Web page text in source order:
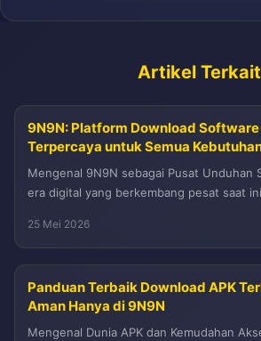
Artikel Terkait
9N9N: Platform Download Software
Terpercaya untuk Semua
Mengenal 9N9N sebagai Pusat Unduhan
era digital yang berkembang pesat saat
25 Mei 2026
Panduan Terbaik Download APK
Aman Hanya di 9N9N
Mengenal Dunia APK dan Kemudahan